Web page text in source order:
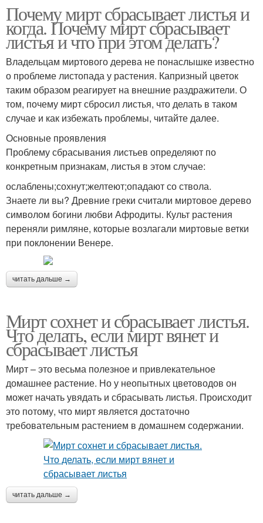
Почему мирт сбрасывает листья и
когда. Почему мирт сбрасывает
листья и что при этом делать?
Владельцам миртового дерева не понаслышке известно
о проблеме листопада у растения. Капризный цветок
таким образом реагирует на внешние раздражители. О
том, почему мирт сбросил листья, что делать в таком
случае и как избежать проблемы, читайте далее.
Основные проявления
Проблему сбрасывания листьев определяют по
конкретным признакам, листья в этом случае:
ослаблены;сохнут;желтеют;опадают со ствола.
Знаете ли вы? Древние греки считали миртовое дерево
символом богини любви Афродиты. Культ растения
переняли римляне, которые возлагали миртовые ветки
при поклонении Венере.
читать дальше →
Мирт сохнет и сбрасывает листья.
Что делать, если мирт вянет и
сбрасывает листья
Мирт – это весьма полезное и привлекательное
домашнее растение. Но у неопытных цветоводов он
может начать увядать и сбрасывать листья. Происходит
это потому, что мирт является достаточно
требовательным растением в домашнем содержании.
читать дальше →